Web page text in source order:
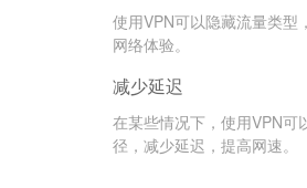
使用VPN可以隐藏流量类型
网络体验。
减少延迟
在某些情况下，使用VPN可
径，减少延迟，提高网速。